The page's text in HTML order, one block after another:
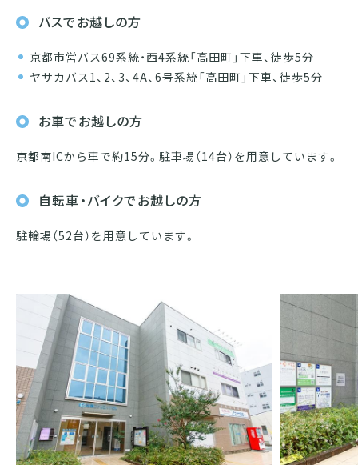
バスでお越しの方
京都市営バス69系統・西4系統「高田町」下車、徒歩5分
ヤサカバス1、2、3、4A、6号系統「高田町」下車、徒歩5分
お車でお越しの方
京都南ICから車で約15分。駐車場（14台）を用意しています。
自転車・バイクでお越しの方
駐輪場（52台）を用意しています。